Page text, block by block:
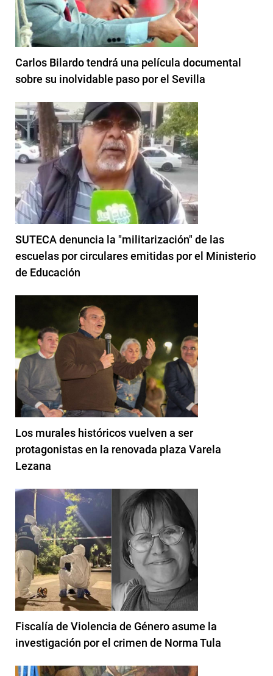
Carlos Bilardo tendrá una película documental
sobre su inolvidable paso por el Sevilla
SUTECA denuncia la "militarización" de las
escuelas por circulares emitidas por el Ministerio
de Educación
Los murales históricos vuelven a ser
protagonistas en la renovada plaza Varela
Lezana
Fiscalía de Violencia de Género asume la
investigación por el crimen de Norma Tula